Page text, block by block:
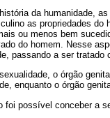
da humanidade,
as propriedades
ou menos bem
do homem. Nesse
passando a ser tratado
o órgão
enquanto o órgão
foi possível conceber a